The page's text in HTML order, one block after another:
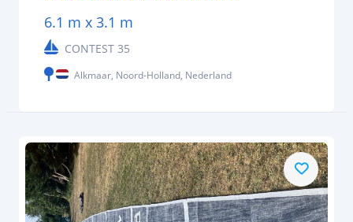
6.1 m x 3.1 m
CONTEST 35
Alkmaar, Noord-Holland, Nederland